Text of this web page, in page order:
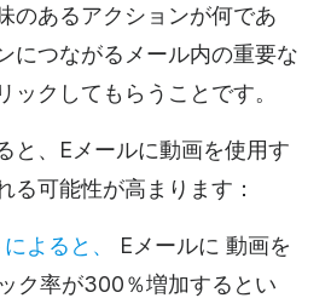
のあるアクションが何であ
につながるメール内の重要な
ックしてもらうことです。
と、Eメールに動画を使用す
る可能性が高まります：
よると、 Eメールに 動画を
ク率が300％増加するとい